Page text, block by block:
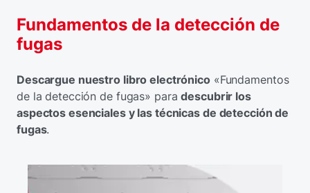
Fundamentos de la detección de
fugas
Descargue nuestro libro electrónico«Fundamentos
de la detección de fugas» paradescubrir los
aspectos esenciales y las técnicas de detección de
fugas.